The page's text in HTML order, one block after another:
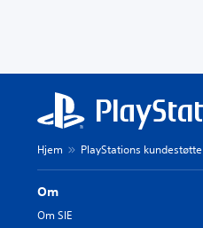
Hjem PlayStations kundestøtte
Om
Om SIE